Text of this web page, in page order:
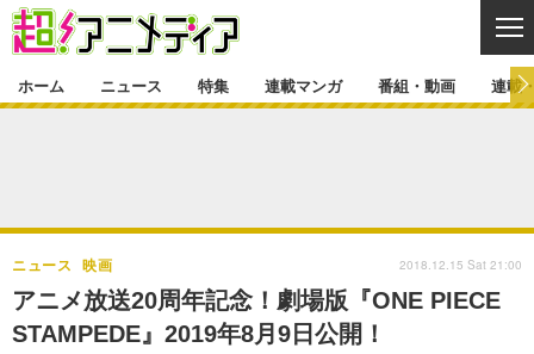
ゲーム・アプリ マンガ
グッズ イベント
特集一覧 カバー
ラキりす
連載マンガ
連載マンガ一覧 連載一覧
番組・動画
番組・動画一覧 ラジオ
連載・ブログ
ホーム ニュース 特集 連載マンガ 番組・動画 連載
アニメ放送20周年記念！劇場版『ONE PIECE
STAMPEDE』2019年8月9日公開！
ニュース 映画 2018.12.15 Sat 21:00